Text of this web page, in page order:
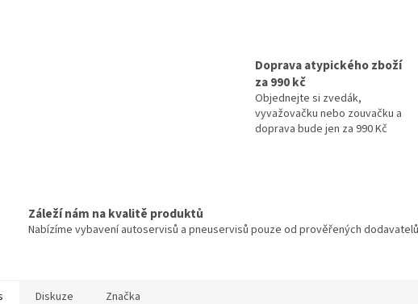
Doprava atypického zboží
za 990 kč
Objednejte si zvedák,
vyvažovačku nebo zouvačku a
doprava bude jen za 990 Kč
Záleží nám na kvalitě produktů
Nabízíme vybavení autoservisů a pneuservisů pouze od prověřených
Diskuze Značka